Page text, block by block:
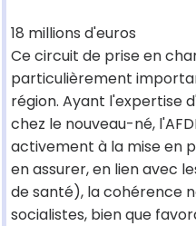
18 millions d'euros
Ce circuit de prise en
particulièrement
région. Ayant l'expertise
chez le nouveau-né,
activement à la mise en
en assurer, en lien avec
de santé), la cohérence
socialistes, bien que